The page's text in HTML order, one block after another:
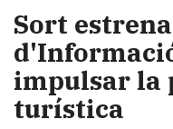
Sort
impulsar la
turística